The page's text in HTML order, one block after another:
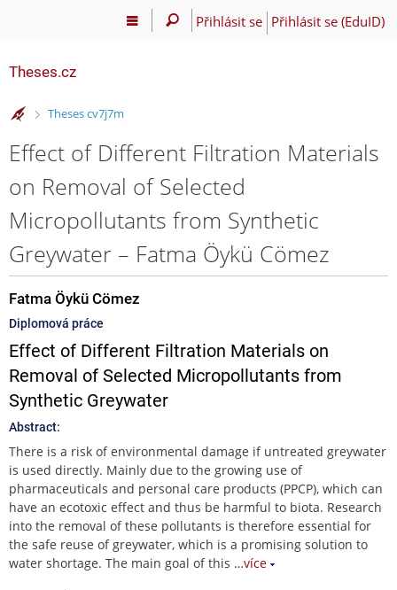
Přihlásit se Přihlásit se (EduID)
Theses.cz
>
Theses cv7j7m
Effect of Different Filtration Materials
on Removal of Selected
Micropollutants from Synthetic
Greywater – Fatma Öykü Cömez
Fatma Öykü Cömez
Diplomová práce
Effect of Different Filtration Materials on
Removal of Selected Micropollutants from
Synthetic Greywater
Abstract:
There is a risk of environmental damage if untreated greywater
is used directly. Mainly due to the growing use of
pharmaceuticals and personal care products (PPCP), which can
have an ecotoxic effect and thus be harmful to biota. Research
into the removal of these pollutants is therefore essential for
the safe reuse of greywater, which is a promising solution to
water shortage. The main goal of this …více